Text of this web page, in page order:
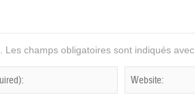
Les champs obligatoires sont indiqués avec